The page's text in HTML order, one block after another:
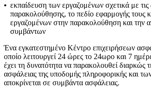
• εκπαίδευση των εργαζομένων σχετικά με τις
παρακολούθησης, το πεδίο εφαρμογής τους
εργαζομένων στην παρακολούθηση και την
συμβάντων
Ένα εγκατεστημένο Κέντρο επιχειρήσεων
οποίο λειτουργεί 24 ώρες το 24ωρο και 7
έχει τη δυνατότητα να παρακολουθεί διαρκώς
ασφάλειας της υποδομής πληροφορικής και
αποκρίνεται σε συμβάντα ασφάλειας.